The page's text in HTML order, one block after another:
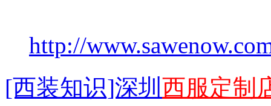
http://
[西装知识]深圳 西服定制